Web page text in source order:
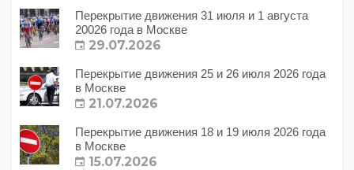
Перекрытие движения 31 июля и 1 августа
20026 года в Москве
29.07.2026
Перекрытие движения 25 и 26 июля 2026 года
в Москве
21.07.2026
Перекрытие движения 18 и 19 июля 2026 года
в Москве
15.07.2026